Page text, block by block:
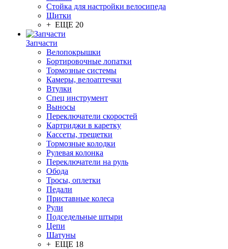
Стойка для настройки велосипеда
Щитки
+ ЕЩЕ 20
Запчасти
Велопокрышки
Бортировочные лопатки
Тормозные системы
Камеры, велоаптечки
Втулки
Спец инструмент
Выносы
Переключатели скоростей
Картриджи в каретку
Кассеты, трещетки
Тормозные колодки
Рулевая колонка
Переключатели на руль
Обода
Тросы, оплетки
Педали
Приставные колеса
Рули
Подседельные штыри
Цепи
Шатуны
+ ЕЩЕ 18